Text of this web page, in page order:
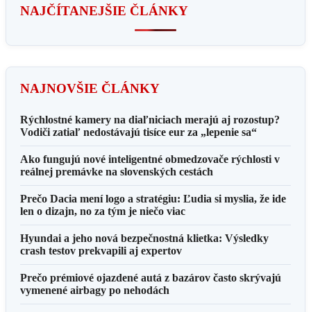
NAJČÍTANEJŠIE ČLÁNKY
NAJNOVŠIE ČLÁNKY
Rýchlostné kamery na diaľniciach merajú aj rozostup?
Vodiči zatiaľ nedostávajú tisíce eur za „lepenie sa“
Ako fungujú nové inteligentné obmedzovače rýchlosti v
reálnej premávke na slovenských cestách
Prečo Dacia mení logo a stratégiu: Ľudia si myslia, že ide
len o dizajn, no za tým je niečo viac
Hyundai a jeho nová bezpečnostná klietka: Výsledky
crash testov prekvapili aj expertov
Prečo prémiové ojazdené autá z bazárov často skrývajú
vymenené airbagy po nehodách